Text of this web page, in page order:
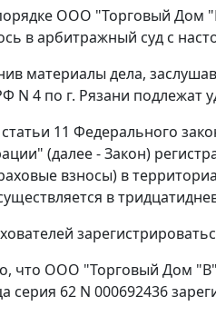
ООО "Торговый Дом
в арбитражный суд с
материалы дела,
N 4 по г. Рязани подлежат
11 Федерального
(далее - Закон)
взносы) в
в
что ООО "Торговый Дом "В"
серия 62 N 000692436